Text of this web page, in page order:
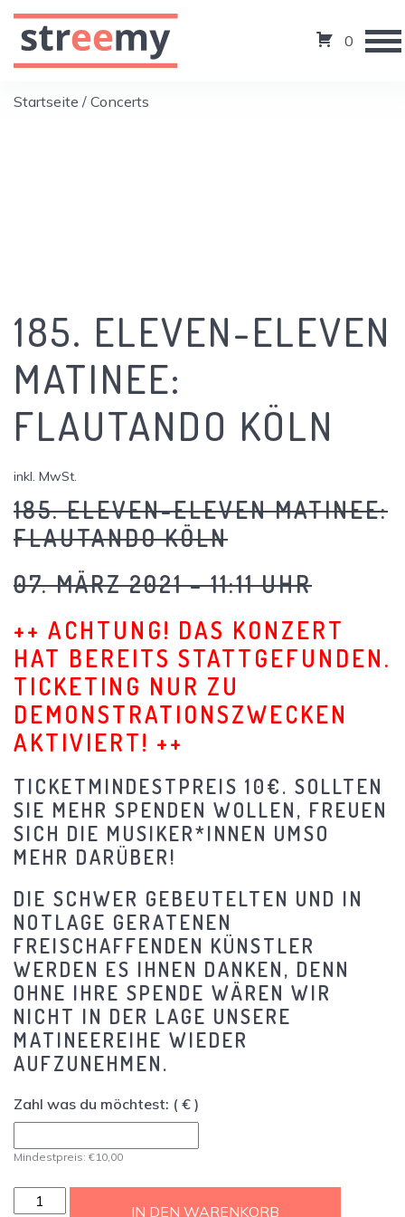
0
Startseite / Concerts
185. ELEVEN-ELEVEN
MATINEE:
FLAUTANDO KÖLN
inkl. MwSt.
185. ELEVEN-ELEVEN MATINEE:
FLAUTANDO KÖLN
07. MÄRZ 2021 – 11:11 UHR
++ ACHTUNG! DAS KONZERT
HAT BEREITS STATTGEFUNDEN.
TICKETING NUR ZU
DEMONSTRATIONSZWECKEN
AKTIVIERT! ++
TICKETMINDESTPREIS 10€. SOLLTEN
SIE MEHR SPENDEN WOLLEN, FREUEN
SICH DIE MUSIKER*INNEN UMSO
MEHR DARÜBER!
DIE SCHWER GEBEUTELTEN UND IN
NOTLAGE GERATENEN
FREISCHAFFENDEN KÜNSTLER
WERDEN ES IHNEN DANKEN, DENN
OHNE IHRE SPENDE WÄREN WIR
NICHT IN DER LAGE UNSERE
MATINEEREIHE WIEDER
AUFZUNEHMEN.
Zahl was du möchtest: ( € )
Mindestpreis: €10,00
185.
IN DEN WARENKORB